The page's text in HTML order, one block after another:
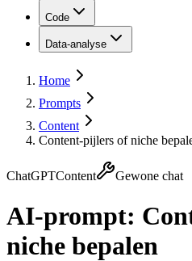
Code
Data-analyse
Home
Prompts
Content
Content-pijlers of niche
ChatGPTContent Gewone chat
AI-prompt:
niche bepalen